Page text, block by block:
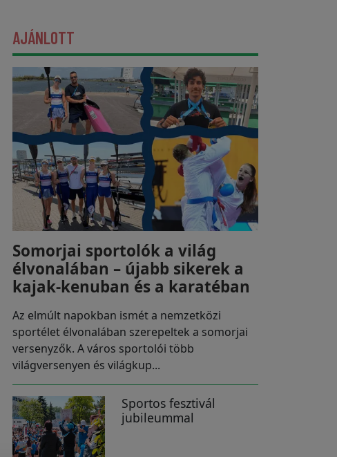
AJÁNLOTT
Somorjai sportolók a világ
élvonalában – újabb sikerek a
kajak-kenuban és a karatéban
Az elmúlt napokban ismét a nemzetközi
sportélet élvonalában szerepeltek a somorjai
versenyzők. A város sportolói több
világversenyen és világkup...
Sportos fesztivál
jubileummal